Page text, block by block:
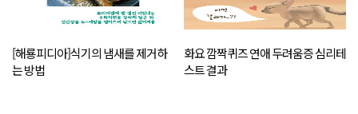
[해룡피디아]식기의 냄새를 제거하
는 방법
화요 깜짝퀴즈 연애 두려움증 심리테
스트 결과